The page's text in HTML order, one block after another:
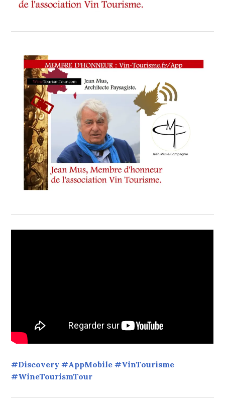
#Discovery #AppMobile #VinTourisme
#WineTourismTour